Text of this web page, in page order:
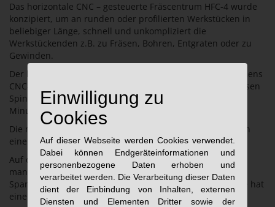
Das horizontale CNC – gesteuerte Fräscentrum HFC-4 wurde
konzipiert, um an runden oder profilierten Werkstücken in
beliebiger Länge, schnell und unkompliziert die
Werkstückenden z.B. zu Fräsen, Bohren, Entgraten oder zu
Gewinden.
Der kräftige NC-Spindelmotor in Verbindung mit der Siemens
CNC-Steuerung, Typ 840 Dsl gewährleistet einen stufenlosen
Spindel-Drehzahlbereich bis zu 9.000 Umdrehungen pro
Minute.
Die massiv dimensionierten Vorschubachsen (X,Y,Z) lassen
einen maximalen Hub von je 300 mm zu.
Auf dem davor angeordneten Aufspanntisch können
manuelle oder hydraulisch betätigte Werkstück-
Spanneinrichtungen aufgebaut werden. Die Aufbaufläche hat
eine Breite von 500mm und eine Länge von 1000mm.
Einwilligung zu
Cookies
Auf dieser Webseite werden Cookies verwendet.
Dabei können Endgeräteinformationen und
personenbezogene Daten erhoben und
verarbeitet werden. Die Verarbeitung dieser Daten
dient der Einbindung von Inhalten, externen
Diensten und Elementen Dritter sowie der